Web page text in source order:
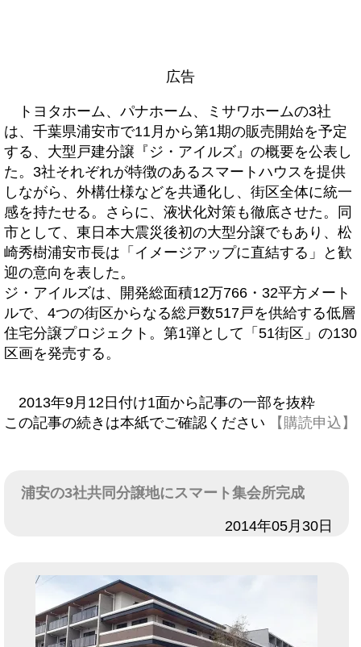
広告
トヨタホーム、パナホーム、ミサワホームの3社
は、千葉県浦安市で11月から第1期の販売開始を予定
する、大型戸建分譲『ジ・アイルズ』の概要を公表し
た。3社それぞれが特徴のあるスマートハウスを提供
しながら、外構仕様などを共通化し、街区全体に統一
感を持たせる。さらに、液状化対策も徹底させた。同
市として、東日本大震災後初の大型分譲でもあり、松
崎秀樹浦安市長は「イメージアップに直結する」と歓
迎の意向を表した。
ジ・アイルズは、開発総面積12万766・32平方メート
ルで、4つの街区からなる総戸数517戸を供給する低層
住宅分譲プロジェクト。第1弾として「51街区」の130
区画を発売する。
2013年9月12日付け1面から記事の一部を抜粋
この記事の続きは本紙でご確認ください
【購読申込】
浦安の3社共同分譲地にスマート集会所完成
2014年05月30日